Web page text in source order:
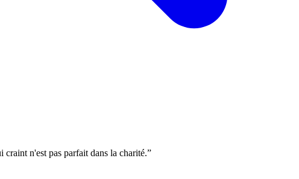
n'est pas parfait dans la charité.”